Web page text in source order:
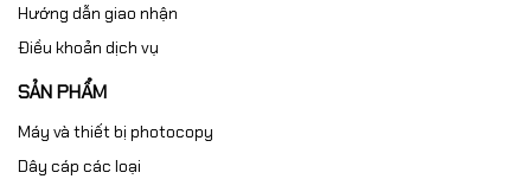
Hướng dẫn giao nhận
Điều khoản dịch vụ
SẢN PHẨM
Máy và thiết bị photocopy
Dây cáp các loại